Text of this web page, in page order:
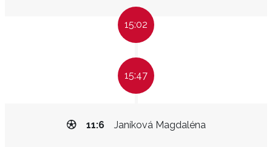
15:02
15:47
Janíková Magdaléna
11:6